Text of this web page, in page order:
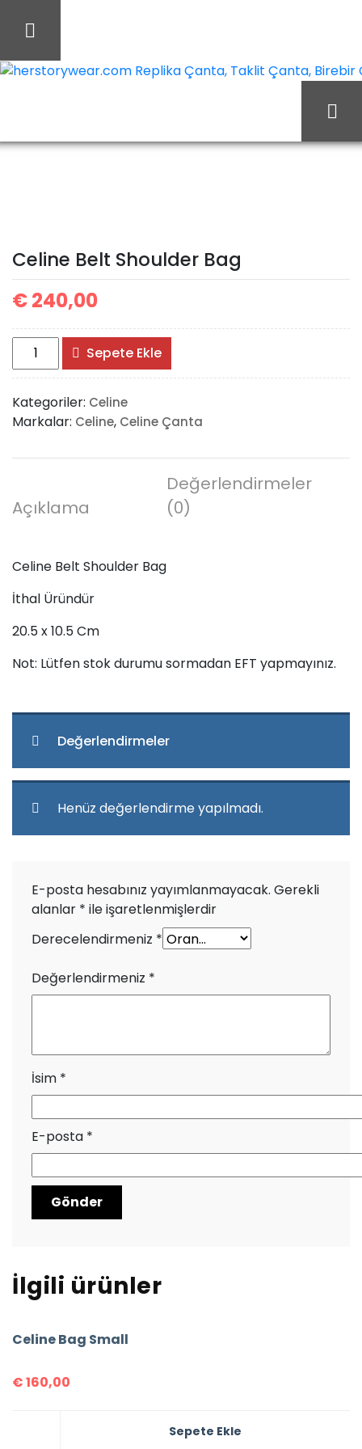
Celine Belt Shoulder Bag
€240,00
Celine
Belt
Shoulder
Bag
adet
Sepete Ekle
Kategoriler: Celine
Markalar: Celine, Celine Çanta
Açıklama
Değerlendirmeler
(0)
Celine Belt Shoulder Bag
İthal Üründür
20.5 x 10.5 Cm
Not: Lütfen stok durumu sormadan EFT yapmayınız.
Değerlendirmeler
Henüz değerlendirme yapılmadı.
E-posta hesabınız yayımlanmayacak. Gerekli
alanlar * ile işaretlenmişlerdir
Derecelendirmeniz *
Değerlendirmeniz *
İsim *
E-posta *
İlgili ürünler
Celine Bag Small
€160,00
Sepete Ekle